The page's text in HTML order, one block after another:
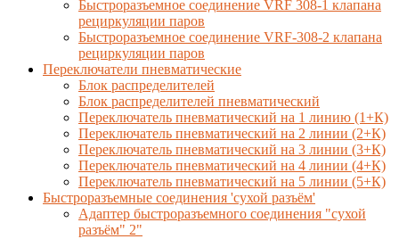
Быстроразъемное соединение VRF 308-1 клапана
рециркуляции паров
Быстроразъемное соединение VRF-308-2 клапана
рециркуляции паров
Переключатели пневматические
Блок распределителей
Блок распределителей пневматический
Переключатель пневматический на 1 линию (1+К)
Переключатель пневматический на 2 линии (2+К)
Переключатель пневматический на 3 линии (3+К)
Переключатель пневматический на 4 линии (4+К)
Переключатель пневматический на 5 линии (5+К)
Быстроразъемные соединения 'сухой разъём'
Адаптер быстроразъемного соединения "сухой
разъём" 2"